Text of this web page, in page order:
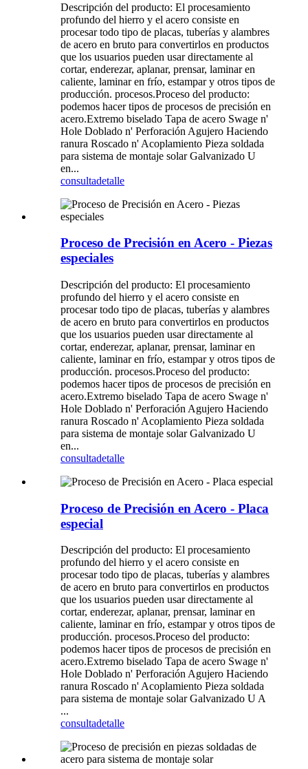
Descripción del producto: El procesamiento
profundo del hierro y el acero consiste en
procesar todo tipo de placas, tuberías y alambres
de acero en bruto para convertirlos en productos
que los usuarios pueden usar directamente al
cortar, enderezar, aplanar, prensar, laminar en
caliente, laminar en frío, estampar y otros tipos de
producción. procesos.Proceso del producto:
podemos hacer tipos de procesos de precisión en
acero.Extremo biselado Tapa de acero Swage n'
Hole Doblado n' Perforación Agujero Haciendo
ranura Roscado n' Acoplamiento Pieza soldada
para sistema de montaje solar Galvanizado U
en...
consultadetalle
Proceso de Precisión en Acero - Piezas
especiales
Descripción del producto: El procesamiento
profundo del hierro y el acero consiste en
procesar todo tipo de placas, tuberías y alambres
de acero en bruto para convertirlos en productos
que los usuarios pueden usar directamente al
cortar, enderezar, aplanar, prensar, laminar en
caliente, laminar en frío, estampar y otros tipos de
producción. procesos.Proceso del producto:
podemos hacer tipos de procesos de precisión en
acero.Extremo biselado Tapa de acero Swage n'
Hole Doblado n' Perforación Agujero Haciendo
ranura Roscado n' Acoplamiento Pieza soldada
para sistema de montaje solar Galvanizado U
en...
consultadetalle
Proceso de Precisión en Acero - Placa
especial
Descripción del producto: El procesamiento
profundo del hierro y el acero consiste en
procesar todo tipo de placas, tuberías y alambres
de acero en bruto para convertirlos en productos
que los usuarios pueden usar directamente al
cortar, enderezar, aplanar, prensar, laminar en
caliente, laminar en frío, estampar y otros tipos de
producción. procesos.Proceso del producto:
podemos hacer tipos de procesos de precisión en
acero.Extremo biselado Tapa de acero Swage n'
Hole Doblado n' Perforación Agujero Haciendo
ranura Roscado n' Acoplamiento Pieza soldada
para sistema de montaje solar Galvanizado U A
...
consultadetalle